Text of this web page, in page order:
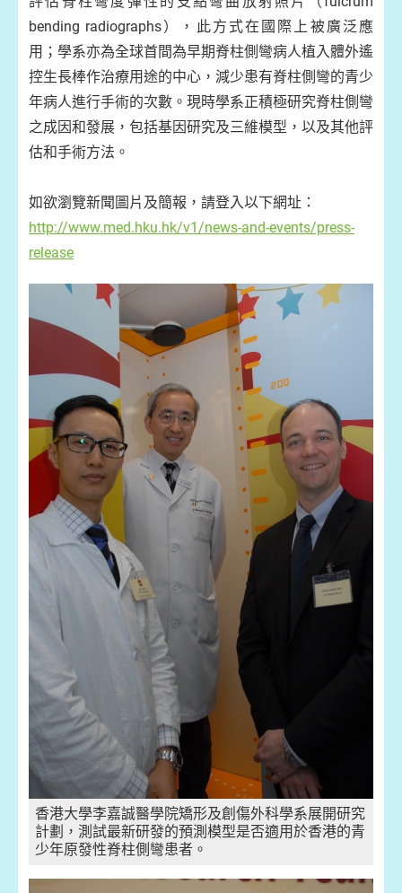
bending radiographs），此方式在國際上被廣泛應
用；學系亦為全球首間為早期脊柱側彎病人植入體外遙
控生長棒作治療用途的中心，減少患有脊柱側彎的青少
年病人進行手術的次數。現時學系正積極研究脊柱側彎
之成因和發展，包括基因研究及三維模型，以及其他評
估和手術方法。
如欲瀏覽新聞圖片及簡報，請登入以下網址：
http://www.med.hku.hk/v1/news-and-events/press-
release
香港大學李嘉誠醫學院矯形及創傷外科學系展開研究
計劃，測試最新研發的預測模型是否適用於香港的青
少年原發性脊柱側彎患者。